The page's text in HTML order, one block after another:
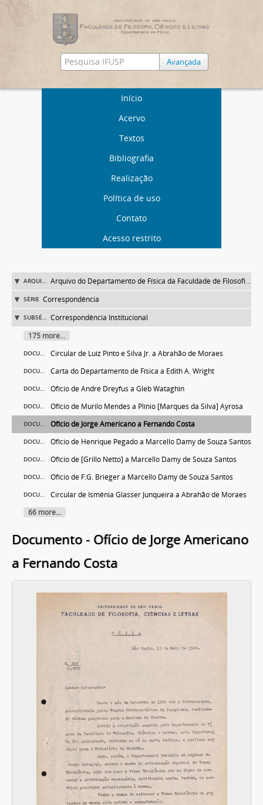
Avançada
Início
Acervo
Textos
Bibliografia
Realização
Política de uso
Contato
Acesso restrito
ARQUIVO Arquivo do Departamento de Física da Faculdade de Filosofia (FFLC)
SÉRIE Correspondência
SUBSÉRIE Correspondência Institucional
175 more...
DOCUMENTO Circular de Luiz Pinto e Silva Jr. a Abrahão de Moraes
DOCUMENTO Carta do Departamento de Física a Edith A. Wright
DOCUMENTO Ofício de André Dreyfus a Gleb Wataghin
DOCUMENTO Ofício de Murilo Mendes a Plínio [Marques da Silva] Ayrosa
DOCUMENTO Ofício de Jorge Americano a Fernando Costa
DOCUMENTO Ofício de Henrique Pegado a Marcello Damy de Souza Santos
DOCUMENTO Ofício de [Grillo Netto] a Marcello Damy de Souza Santos
DOCUMENTO Ofício de F.G. Brieger a Marcello Damy de Souza Santos
DOCUMENTO
Circular de Ismênia Glasser Junqueira a Abrahão de Moraes
66 more...
Documento - Ofício de Jorge Americano
a Fernando Costa